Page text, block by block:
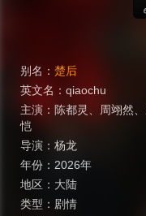
别名： 楚后
英文名： qiaochu
主演： 陈都灵 周翊然
恺
导演： 杨龙
年份： 2026年
地区： 大陆
类型： 剧情